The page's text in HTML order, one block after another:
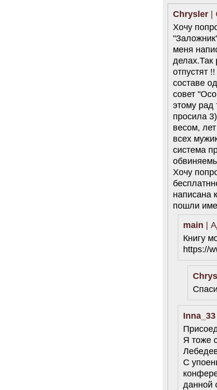
Chrysler |
Хочу
меня
делах.Так
отпустят
составе
совет
этому рад
просила
весом,
всех
система
Хочу
написана
пошли
main |
Книгу
https://
Inna_33
Я тоже
С
данной